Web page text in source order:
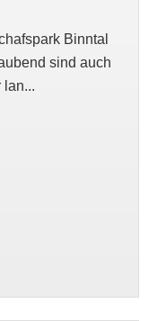
Binntal
sind auch
lan...